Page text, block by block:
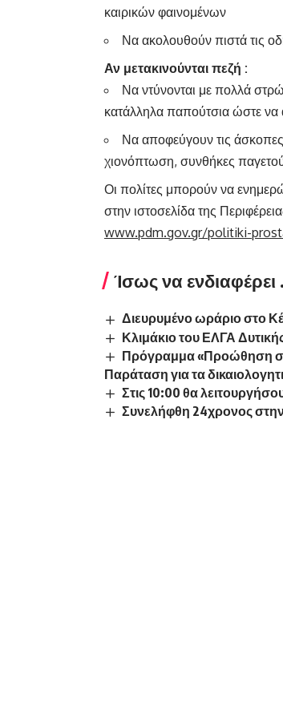
καιρικών φαινομένων
Να ακολουθούν πιστά τις
Αν μετακινούνται πεζή :
Να ντύνονται με πολλά
κατάλληλα παπούτσια ώστε
Να αποφεύγουν τις άσκοπες
χιονόπτωση, συνθήκες
Οι πολίτες μπορούν να
στην ιστοσελίδα της
www.pdm.gov.gr/politiki-
Ίσως να ενδιαφέρει
Διευρυμένο ωράριο στο
Κλιμάκιο του ΕΛΓΑ
Πρόγραμμα «Προώθηση
Παράταση για τα
Στις 10:00 θα
Συνελήφθη 24χρονος